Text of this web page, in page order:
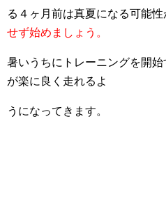
る４ヶ月前は真夏になる可能性
せず始めましょう。
暑いうちにトレーニングを開
が楽に良く走れるよ
うになってきます。